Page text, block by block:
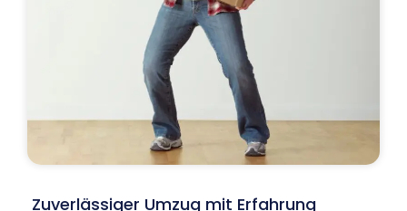
Zuverlässiger Umzug mit Erfahrung